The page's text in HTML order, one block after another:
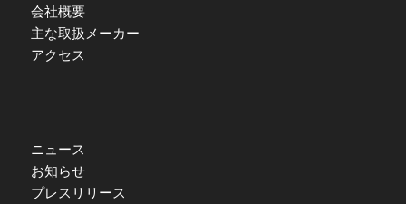
会社概要
主な取扱メーカー
アクセス
ニュース
お知らせ
プレスリリース